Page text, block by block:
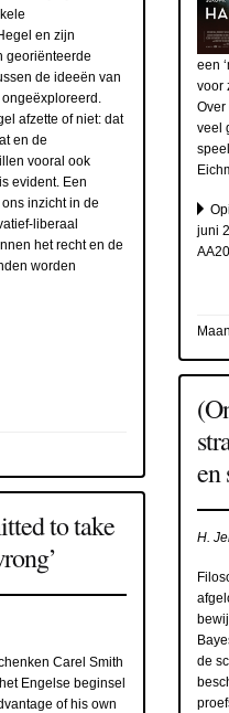
en zijn
georiënteerde
de ideeën van
afzette of niet: dat
en de
vooral ook
evident. Een
inzicht in de
liberaal
het recht en de
worden
to take
Carel Smith
Engelse beginsel
of his own
een
voor
veel
juni
en
H.
de